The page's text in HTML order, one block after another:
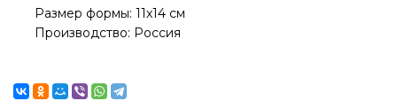
Размер формы: 11х14 см
Производство: Россия